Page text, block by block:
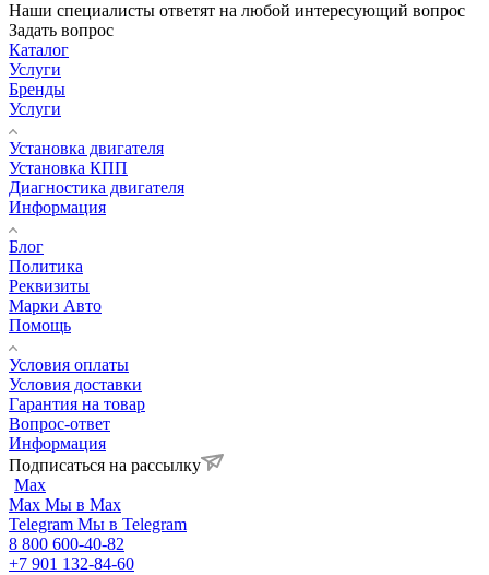
Наши специалисты ответят на любой интересующий вопрос
Задать вопрос
Каталог
Услуги
Бренды
Услуги
Установка двигателя
Установка КПП
Диагностика двигателя
Информация
Блог
Политика
Реквизиты
Марки Авто
Помощь
Условия оплаты
Условия доставки
Гарантия на товар
Вопрос-ответ
Информация
Подписаться на рассылку
Max
Max Мы в Max
Telegram Мы в Telegram
8 800 600-40-82
+7 901 132-84-60